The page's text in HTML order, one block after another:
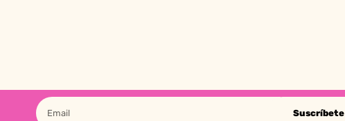
Suscríbete